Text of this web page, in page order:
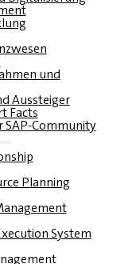
Aussteiger
Facts
SAP-Community
Planning
System